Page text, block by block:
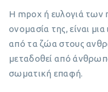
Η mpox ή ευλογιά των
ονομασία της, είναι
από τα ζώα στους
μεταδοθεί από
σωματική επαφή.